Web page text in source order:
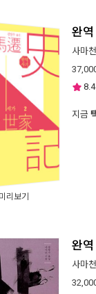
미리보기
완
사마천
8.4
지금
완역
사마천